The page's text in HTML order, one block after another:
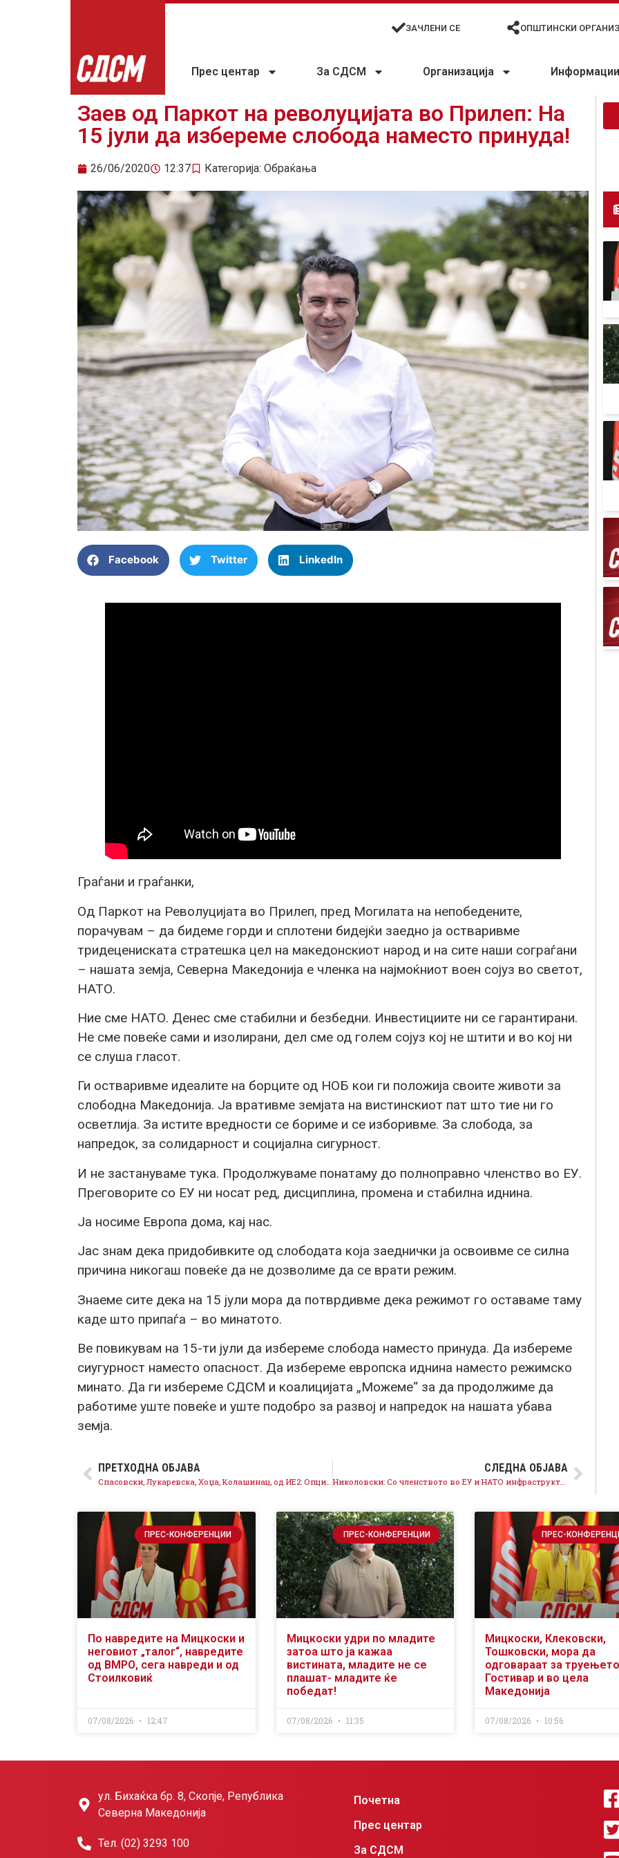
ЗАЧЛЕНИ СЕ ОПШТИНСКИ
Прес центар За СДСМ Организација Информации
Заев од Паркот на револуцијата во Прилеп: На
15 јули да избереме слобода наместо принуда!
26/06/2020 12:37 Категорија: Обраќања
Facebook Twitter LinkedIn
Граѓани и граѓанки,
Од Паркот на Револуцијата во Прилеп, пред Могилата на непобедените,
порачувам – да бидеме горди и сплотени бидејќи заедно ја остваривме
тридецениската стратешка цел на македонскиот народ и на сите наши сограѓани
– нашата земја, Северна Македонија е членка на најмоќниот воен сојуз во светот,
НАТО.
Ние сме НАТО. Денес сме стабилни и безбедни. Инвестициите ни се гарантирани.
Не сме повеќе сами и изолирани, дел сме од голем сојуз кој не штити и во кој ни
се слуша гласот.
Ги остваривме идеалите на борците од НОБ кои ги положија своите животи за
слободна Македонија. Ја вративме земјата на вистинскиот пат што тие ни го
осветлија. За истите вредности се бориме и се изборивме. За слобода, за
напредок, за солидарност и социјална сигурност.
И не застануваме тука. Продолжуваме понатаму до полноправно членство во ЕУ.
Преговорите со ЕУ ни носат ред, дисциплина, промена и стабилна иднина.
Ја носиме Европа дома, кај нас.
Јас знам дека придобивките од слободата која заеднички ја освоивме се силна
причина никогаш повеќе да не дозволиме да се врати режим.
Знаеме сите дека на 15 јули мора да потврдивме дека режимот го оставаме таму
каде што припаѓа – во минатото.
Ве повикувам на 15-ти јули да избереме слобода наместо принуда. Да избереме
сиугурност наместо опасност. Да избереме европска иднина наместо режимско
минато. Да ги избереме СДСМ и коалицијата „Можеме“ за да продолжиме да
работиме уште повеќе и уште подобро за развој и напредок на нашата убава
земја.
ПРЕТХОДНА ОБЈАВА СЛЕДНА ОБЈАВА
ПРЕС-КОНФЕРЕНЦИИ
По навредите на Мицкоски и
неговиот „талог“, навредите
од ВМРО, сега навреди и од
Стоилковиќ
07/08/2026 12:47
ПРЕС-КОНФЕРЕНЦИИ
Мицкоски удри по младите
затоа што ја кажаа
вистината, младите не се
плашат- младите ќе
победат!
07/08/2026 11:35
ПРЕС-
Мицкоски, Клековски,
Тошковски, мора да
одговараат за
Гостивар и во цела
Македонија
07/08/2026 10:56
ул. Бихаќка бр. 8, Скопје, Република
Северна Македонија
Тел. (02) 3293 100
Почетна
Прес центар
За СДСМ